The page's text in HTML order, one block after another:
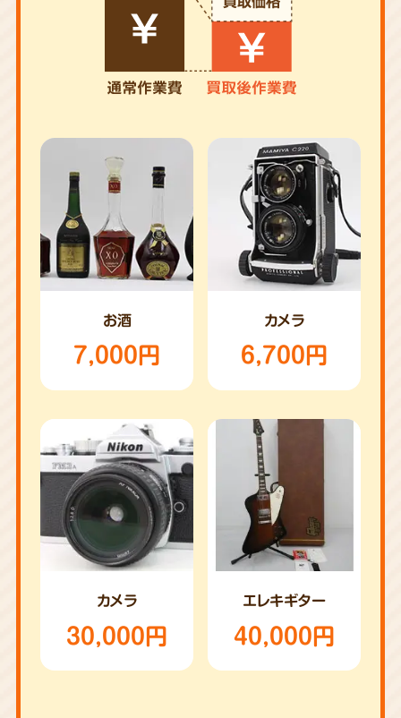
お酒
7,000円
カメラ
6,700円
カメラ
30,000円
エレキギター
40,000円